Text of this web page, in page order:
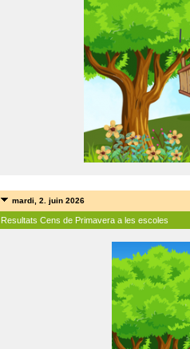
mardi, 2. juin 2026
Resultats Cens de Primavera a les escoles